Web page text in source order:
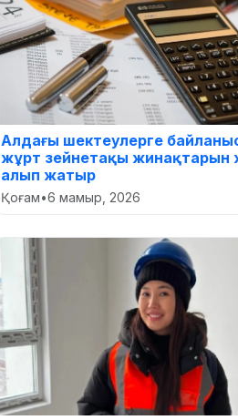
Алдағы шектеулерге
жұрт зейнетақы жинақтарын
алып жатыр
Қоғам•6 мамыр, 2026